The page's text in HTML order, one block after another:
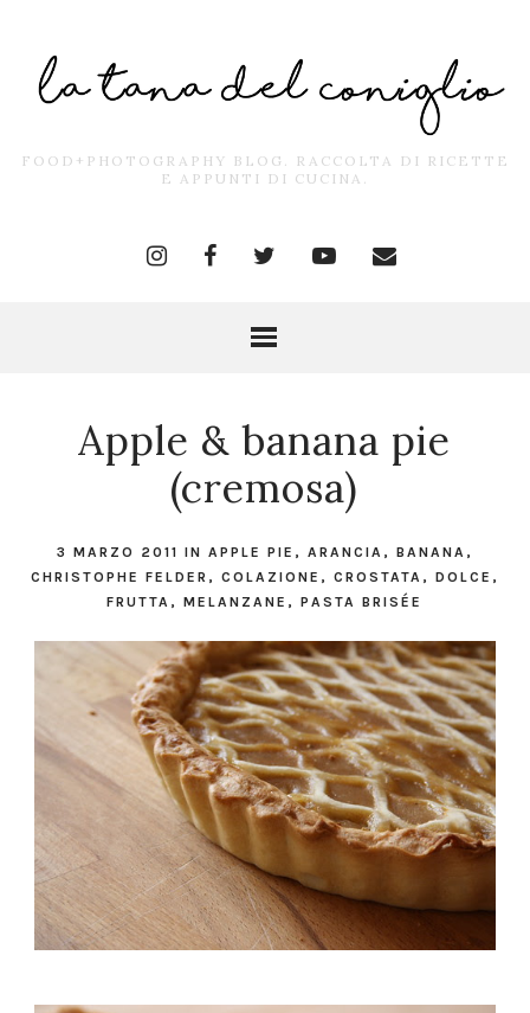
FOOD+PHOTOGRAPHY BLOG. RACCOLTA DI RICETTE
E APPUNTI DI CUCINA.
Apple & banana pie
(cremosa)
3 MARZO 2011 IN APPLE PIE , ARANCIA , BANANA ,
CHRISTOPHE FELDER , COLAZIONE , CROSTATA , DOLCE ,
FRUTTA ,MELANZANE ,PASTA BRISÉE